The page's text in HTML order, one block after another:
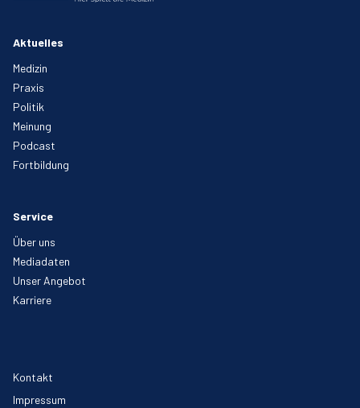
Aktuelles
Medizin
Praxis
Politik
Meinung
Podcast
Fortbildung
Service
Über uns
Mediadaten
Unser Angebot
Karriere
Kontakt
Impressum